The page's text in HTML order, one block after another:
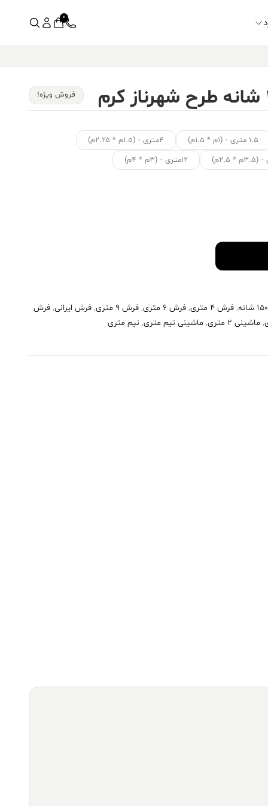
0
فروش ویژه!
۱.۵ متری - (۱م * ۱.۵م)
۴متری - (۱.۵م * ۲.۲۵م)
۱۲متری - (۳م * ۴م)
, فرش 4 متری , فرش 6 متری , فرش 9 متری , فرش ایرانی, فرش
, ماشینی 2 متری , ماشینی نیم متری, نیم متری